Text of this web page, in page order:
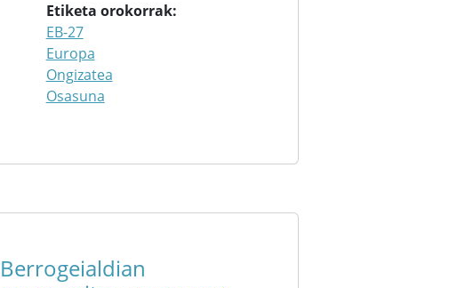
Etiketa orokorrak
EB-27
Europa
Ongizatea
Osasuna
Berrogeialdian